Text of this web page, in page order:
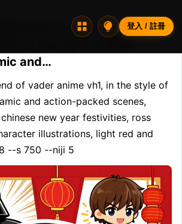
詞:chibi manga legend of
and…
of vader anime vh1, in the style of
and action-packed scenes,
new year festivities, ross
illustrations, light red and
--s 750 --niji 5
登入 / 註冊